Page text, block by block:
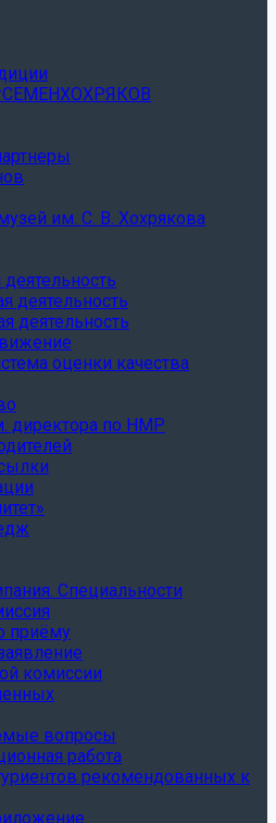
им. С. В. Хохрякова
деятельность
деятельность
оценки качества
по НМР
Специальности
приёму
комиссии
вопросы
работа
рекомендованных к